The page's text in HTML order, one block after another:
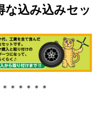
な込み込みセッ
＊＊＊＊＊